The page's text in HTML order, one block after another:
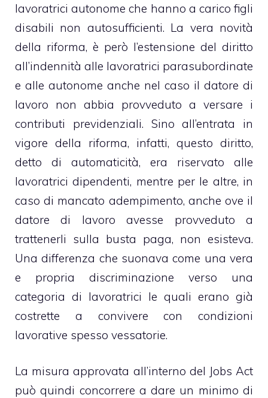
lavoratrici autonome che hanno a carico figli
disabili non autosufficienti. La vera novità
della riforma, è però l’estensione del diritto
all’indennità alle lavoratrici parasubordinate
e alle autonome anche nel caso il datore di
lavoro non abbia provveduto a versare i
contributi previdenziali. Sino all’entrata in
vigore della riforma, infatti, questo diritto,
detto di automaticità, era riservato alle
lavoratrici dipendenti, mentre per le altre, in
caso di mancato adempimento, anche ove il
datore di lavoro avesse provveduto a
trattenerli sulla busta paga, non esisteva.
Una differenza che suonava come una vera
e propria discriminazione verso una
categoria di lavoratrici le quali erano già
costrette a convivere con condizioni
lavorative spesso vessatorie.
La misura approvata all’interno del Jobs Act
può quindi concorrere a dare un minimo di